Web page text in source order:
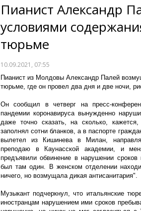
Пианист Александр
условиями
тюрьме
10.09.2021, 07:55
Пианист из Молдовы Александр Палей
тюрьме, где он провел два дня и две ночи,
Он сообщил в четверг на пресс-
пандемии коронавируса вынужденно
даже точно сказать, на сколько,
заполнял сотни бланков, а в паспорте
вылетел из Кишинева в Милан,
преподаю в Каунасской академии, и
предъявили обвинение в нарушении
был там один. В женском отделении
ничего, но возмущала дикая антисанитария".
Музыкант подчеркнул, что итальянские
иностранцам нарушением ими сроков